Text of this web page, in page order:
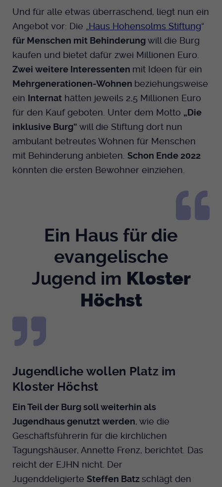
Und für alle etwas überraschend, liegt nun ein
Angebot vor: Die „ Haus Hohensolms Stiftung“
für Menschen mit Behinderungwill die Burg
kaufen und bietet dafür zwei Millionen Euro.
Zwei weitere Interessenten mit Ideen für ein
Mehrgenerationen-Wohnen beziehungsweise
ein Internat hätten jeweils 2,5 Millionen Euro
für den Kauf geboten. Unter dem Motto „Die
inklusive Burg“ will die Stiftung dort nun
ambulant betreutes Wohnen für Menschen
mit Behinderung anbieten. Schon Ende 2022
könnten die ersten Bewohner einziehen.
Ein Haus für die
evangelische
Jugend im Kloster
Höchst
Jugendliche wollen Platz im
Kloster Höchst
Ein Teil der Burg soll weiterhin als
Jugendhaus genutzt werden, wie die
Geschäftsführerin für die kirchlichen
Tagungshäuser, Annette Frenz, berichtet. Das
reicht der EJHN nicht. Der
Jugenddeligierte Steffen Batzschlägt den